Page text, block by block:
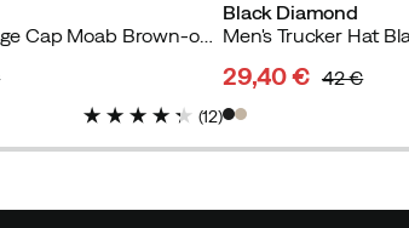
Men's BD Heritage Cap Moab Brown-octane Diamond C
(12)
Black Diamond
discounted
price
29,40 €
original
price
42 €